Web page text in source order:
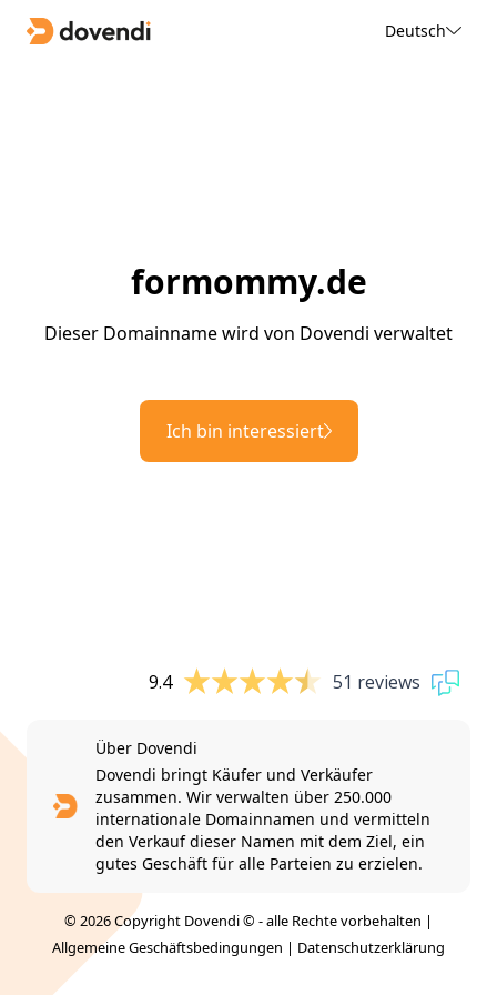
Deutsch
formommy.de
Dieser Domainname wird von Dovendi verwaltet
Ich bin interessiert
9.4 51 reviews
Über Dovendi
Dovendi bringt Käufer und Verkäufer
zusammen. Wir verwalten über 250.000
internationale Domainnamen und vermitteln
den Verkauf dieser Namen mit dem Ziel, ein
gutes Geschäft für alle Parteien zu erzielen.
© 2026 Copyright Dovendi © - alle Rechte vorbehalten |
Allgemeine Geschäftsbedingungen | Datenschutzerklärung